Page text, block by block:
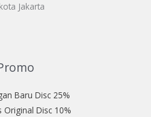
Jakarta
Baru Disc 25%
Original Disc 10%